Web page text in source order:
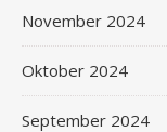
November 2024
Oktober 2024
September 2024